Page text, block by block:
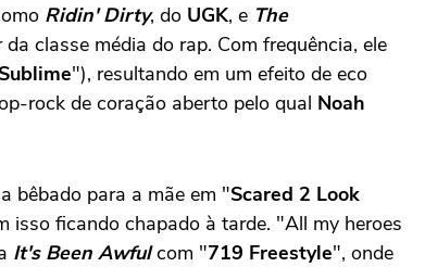
Ridin' Dirty, do UGK, e The
classe média do rap. Com frequência, ele
"), resultando em um efeito de eco
rock de coração aberto pelo qual Noah
bêbado para a mãe em "Scared 2 Look
isso ficando chapado à tarde. "All my heroes
It's Been Awfulcom "719 Freestyle", onde